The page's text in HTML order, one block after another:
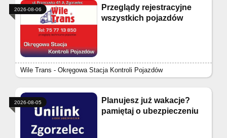
Przeglądy rejestracyjne
wszystkich pojazdów
Wile Trans - Okręgowa Stacja Kontroli Pojazdów
2026-08-06
Planujesz już wakacje?
pamiętaj o ubezpieczeniu
2026-08-05